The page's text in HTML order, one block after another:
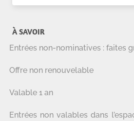
À SAVOIR
Entrées non-nominatives : faites
Offre non renouvelable
Valable 1 an
Entrées non valables dans